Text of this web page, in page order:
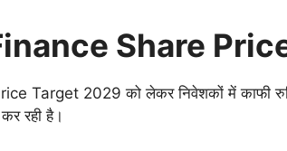
Share
Target 2029 को लेकर निवेशकों में काफी
रही है।